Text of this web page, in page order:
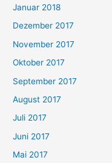
Januar 2018
Dezember 2017
November 2017
Oktober 2017
September 2017
August 2017
Juli 2017
Juni 2017
Mai 2017